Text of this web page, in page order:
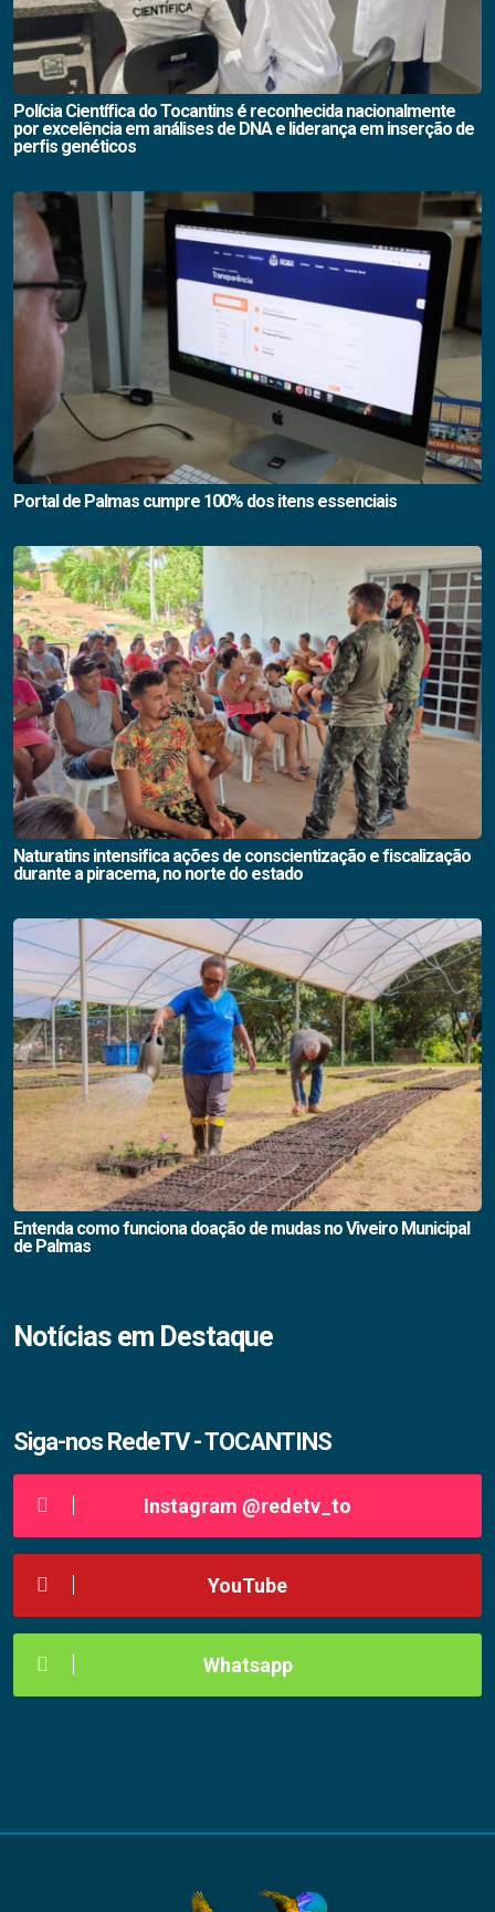
Polícia Científica do Tocantins é reconhecida nacionalmente
por excelência em análises de DNA e liderança em inserção de
perfis genéticos
Portal de Palmas cumpre 100% dos itens essenciais
Naturatins intensifica ações de conscientização e fiscalização
durante a piracema, no norte do estado
Entenda como funciona doação de mudas no Viveiro Municipal
de Palmas
Notícias em Destaque
Siga-nos RedeTV - TOCANTINS
Instagram @redetv_to
YouTube
Whatsapp